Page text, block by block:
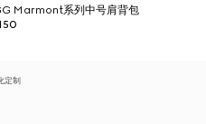
Marmont系列中号肩背包
定制